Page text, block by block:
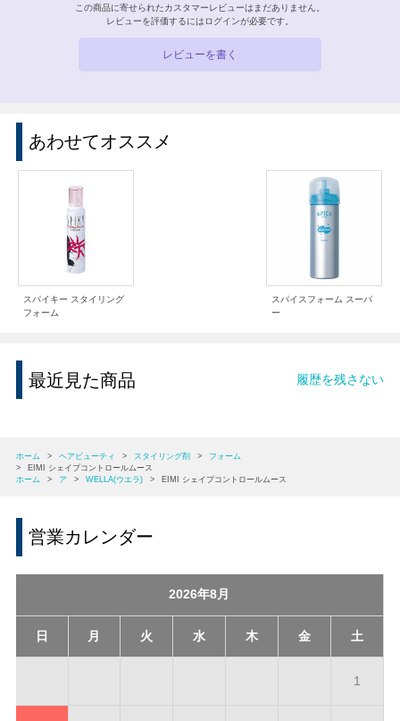
この商品に寄せられたカスタマーレビューはまだありません。
レビューを評価するには ログインが必要です。
レビューを書く
あわせてオススメ
スパイキー スタイリング
フォーム
スパイスフォーム スーパ
ー
最近見た商品 履歴を残さない
ホーム > ヘアビューティ > スタイリング剤 >
フォーム
>
EIMI シェイプコントロールムース
ホーム
> ア > WELLA(ウエラ) > EIMI シェイプコントロールムース
営業カレンダー
2026年8月
日 月 火 水 木 金 土
1